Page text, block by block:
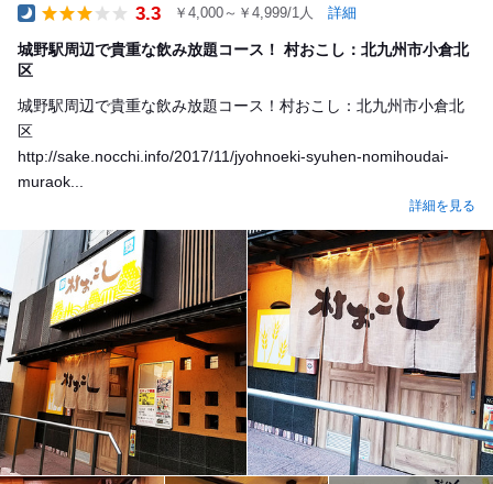
3.3 ￥4,000～￥4,999/1人 詳細
城野駅周辺で貴重な飲み放題コース！ 村おこし：北九州市小倉北
区
城野駅周辺で貴重な飲み放題コース！村おこし：北九州市小倉北
区
http://sake.nocchi.info/2017/11/jyohnoeki-syuhen-nomihoudai-
muraok...
詳細を見る